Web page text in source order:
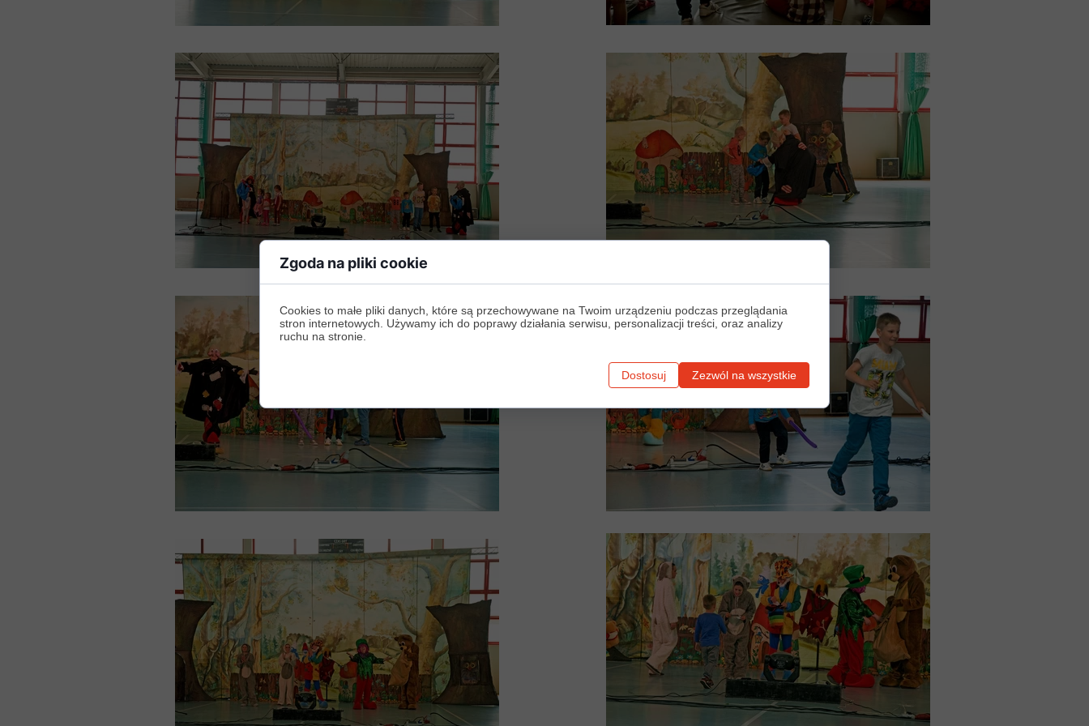
Zgoda na pliki cookie
Cookies to małe pliki danych, które są przechowywane na Twoim urządzeniu podczas przeglądania
stron internetowych. Używamy ich do poprawy działania serwisu, personalizacji treści, oraz analizy
ruchu na stronie.
Dostosuj Zezwól na wszystkie